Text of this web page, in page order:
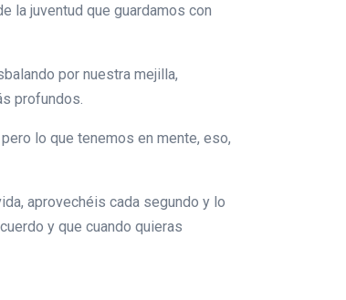
la juventud que guardamos con
por nuestra mejilla,
profundos.
lo que tenemos en mente, eso,
aprovechéis cada segundo y lo
y que cuando quieras